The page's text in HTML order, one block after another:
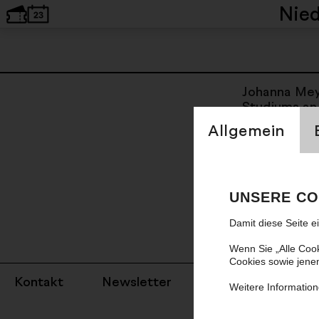
Allgemein
UNSERE
Damit diese Seite
Wenn Sie „Alle
Cookies sowie
Weitere
Johanna
Studiums
und beim
Johannes
Ensemble.
Kontakt Newsletter Impressum